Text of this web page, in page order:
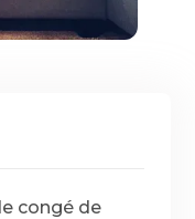
congé de